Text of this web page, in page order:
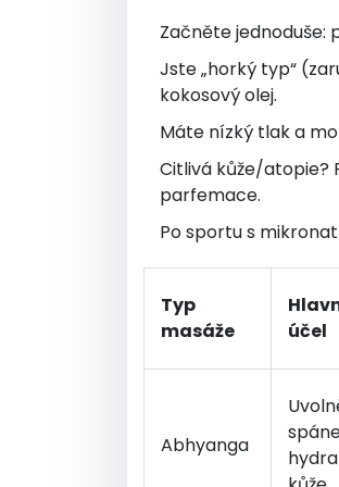
Začněte jednoduše:
Jste „horký typ“
kokosový olej.
Máte nízký tlak a
Citlivá kůže/atopie?
parfemace.
Po sportu s
Typ
masáže
účel
Abhyanga